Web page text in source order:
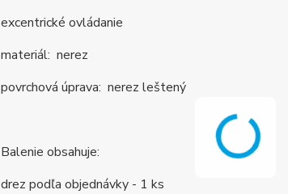
excentrické ovládanie
materiál: nerez
povrchová úprava: nerez leštený
Balenie obsahuje:
drez podľa objednávky - 1 ks